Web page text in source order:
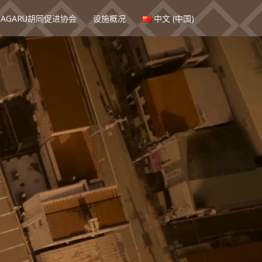
胡同促进协会 设施概况 中文 (中国)